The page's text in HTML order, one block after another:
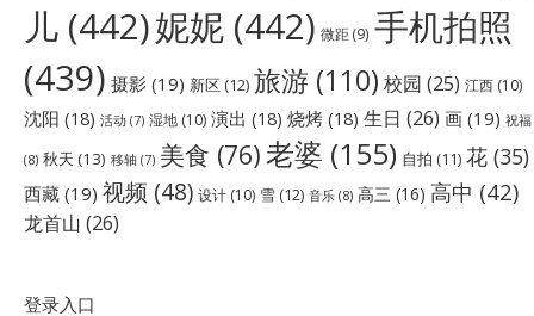
儿 (442)妮妮 (442) 微距(9) 手机拍照
(439) 摄影 (19) 新区 (12) 旅游 (110) 校园 (25) 江西 (10)
沈阳 (18) 活动 (7) 湿地 (10) 演出 (18) 烧烤 (18) 生日 (26) 画 (19) 祝福
(8) 秋天 (13) 移轴 (7) 美食 (76)老婆 (155) 自拍 (11) 花 (35)
西藏 (19) 视频 (48) 设计 (10) 雪 (12) 音乐 (8) 高三 (16) 高中 (42)
龙首山 (26)
登录入口